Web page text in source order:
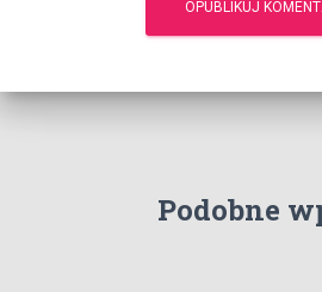
Podobne